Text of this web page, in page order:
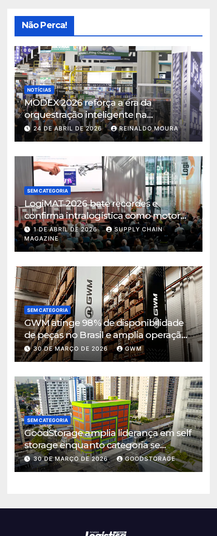
Não Perca!
NOTÍCIAS
MODEX 2026 reforça a era da
orquestração inteligente na
intralogística
24 DE ABRIL DE 2026 REINALDO MOURA
SEM CATEGORIA
LogiMAT 2026 bate recordes e
confirma intralogística como motor
de decisão em tempos de incerteza
1 DE ABRIL DE 2026
SUPPLY CHAIN
MAGAZINE
SEM CATEGORIA
GWM atinge 98% de disponibilidade
de peças no Brasil e amplia operação
logística em Cajamar
30 DE MARÇO DE 2026 GWM
SEM CATEGORIA
GoodStorage amplia liderança em self
storage enquanto categoria se
consolida em São Paulo
30 DE MARÇO DE 2026 GOODSTORAGE